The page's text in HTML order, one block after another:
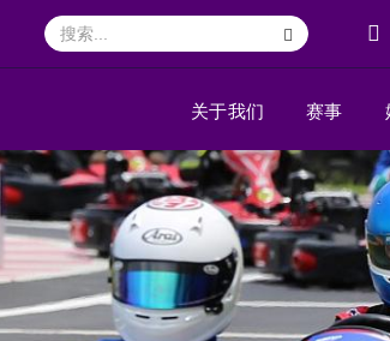
关于我们 赛事